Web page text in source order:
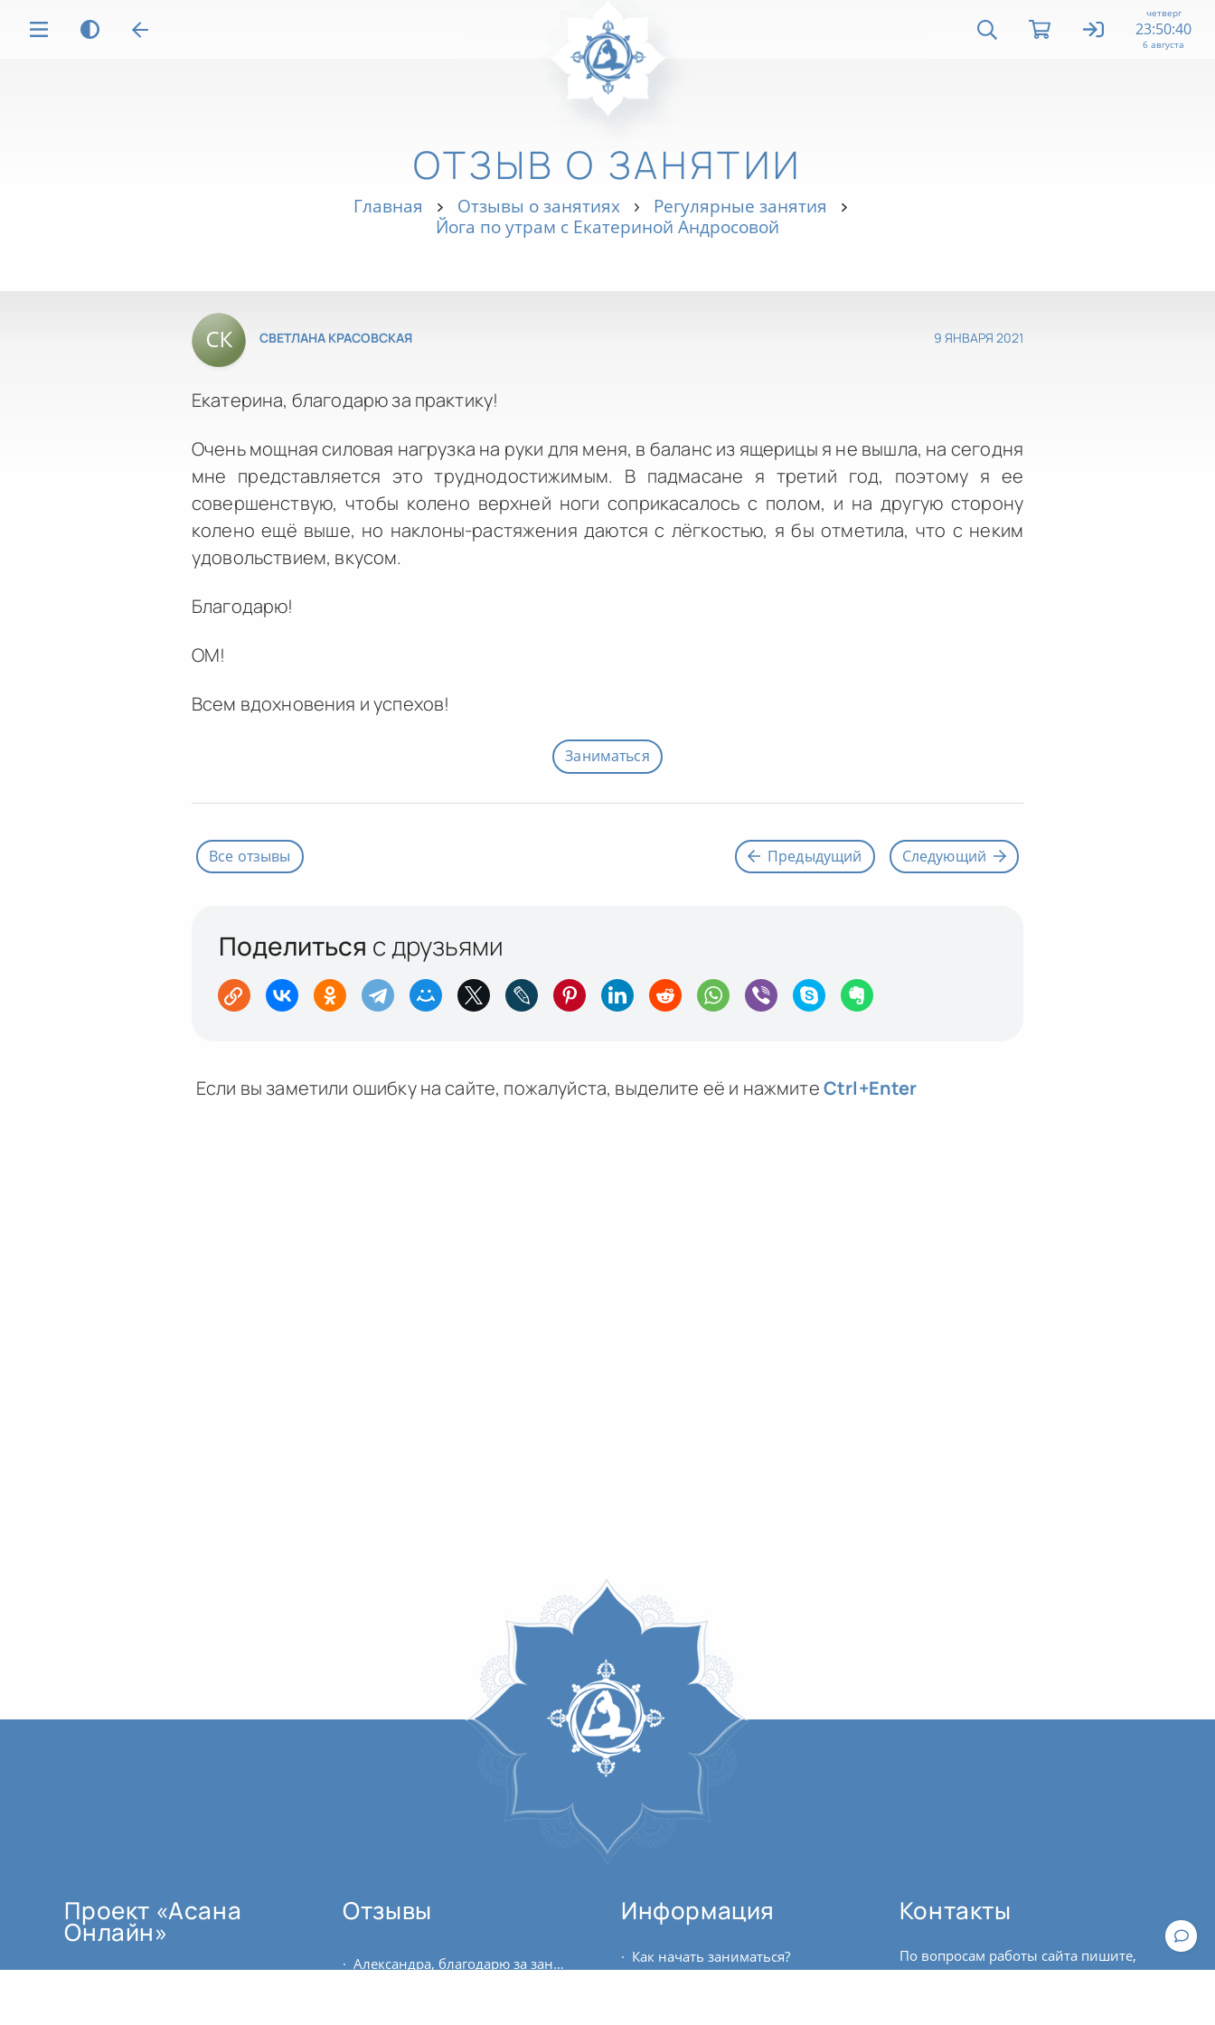
четверг
23:50:40
6 августа
ОТЗЫВ О ЗАНЯТИИ
Главная Отзывы о занятиях
Регулярные занятия
Йога по утрам с Екатериной Андросовой
СВЕТЛАНА КРАСОВСКАЯ 9 ЯНВАРЯ 2021
Екатерина, благодарю за практику!
Очень мощная силовая нагрузка на руки для меня, в баланс из ящерицы я не вышла, на сегодня
мне представляется это труднодостижимым. В падмасане я третий год, поэтому я ее
совершенствую, чтобы колено верхней ноги соприкасалось с полом, и на другую сторону
колено ещё выше, но наклоны-растяжения даются с лёгкостью, я бы отметила, что с неким
удовольствием, вкусом.
Благодарю!
ОМ!
Всем вдохновения и успехов!
Заниматься
Предыдущий Следующий
Все отзывы
Поделиться с друзьями
Если вы заметили ошибку на сайте, пожалуйста, выделите её и нажмитеCtrl+Enter
Проект «Асана
Онлайн»
Отзывы
Александра, благодарю за занятия, благодарю за учебный год. Великое благо учиться у Вас, всё по сути – каждая лекция, каждая практика. Благодарю за всё, за слова и наставления,...
Информация
Как начать заниматься?
Контакты
По вопросам работы сайта пишите,
пожалуйста, втехподдержку.